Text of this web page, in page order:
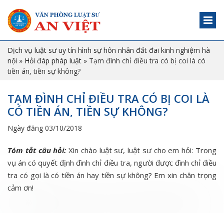
Dịch vụ luật sư uy tín hình sự hôn nhân đất đai kinh nghiệm hà
nội » Hỏi đáp pháp luật » Tạm đình chỉ điều tra có bị coi là có
tiền án, tiền sự không?
TẠM ĐÌNH CHỈ ĐIỀU TRA CÓ BỊ COI LÀ
CÓ TIỀN ÁN, TIỀN SỰ KHÔNG?
Ngày đăng 03/10/2018
Tóm tắt câu hỏi: Xin chào luật sư, luật sư cho em hỏi: Trong
vụ án có quyết định đình chỉ điều tra, người được đình chỉ điều
tra có gọi là có tiền án hay tiền sự không? Em xin chân trọng
cảm ơn!